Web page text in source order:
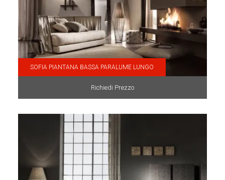
SOFIA PIANTANA BASSA PARALUME LUNGO
Richiedi Prezzo